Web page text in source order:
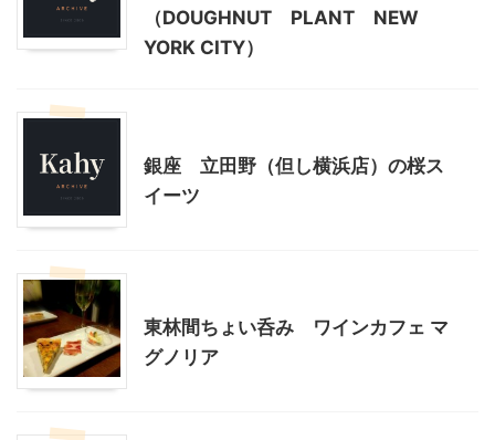
（DOUGHNUT PLANT NEW
YORK CITY）
銀座 立田野（但し横浜店）の桜ス
イーツ
東林間ちょい呑み ワインカフェ マ
グノリア